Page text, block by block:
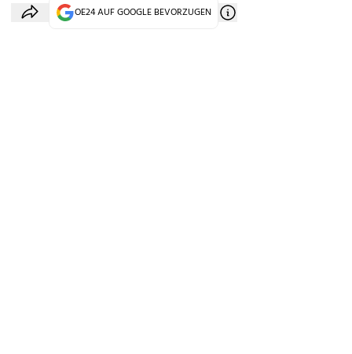
OE24 AUF GOOGLE BEVORZUGEN